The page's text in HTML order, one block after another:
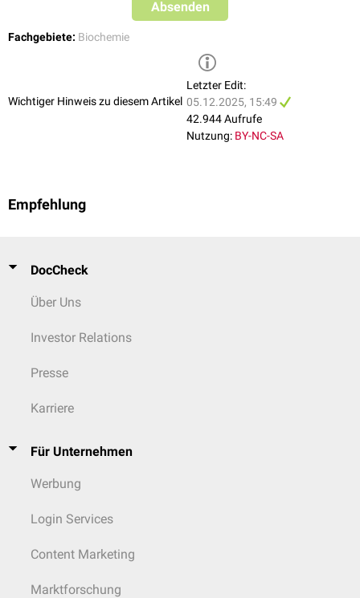
Absenden
Fachgebiete: Biochemie
Wichtiger Hinweis zu diesem Artikel
Letzter Edit:
05.12.2025, 15:49
42.944 Aufrufe
Nutzung: BY-NC-SA
Empfehlung
DocCheck
Über Uns
Investor Relations
Presse
Karriere
Für Unternehmen
Werbung
Login Services
Content Marketing
Marktforschung